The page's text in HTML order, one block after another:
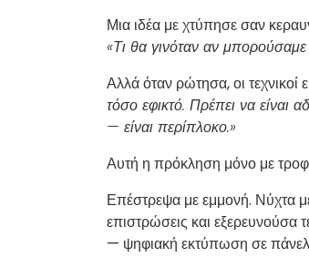
Μια ιδέα με χτύπησε σαν
«Τι θα γινόταν αν
Αλλά όταν ρώτησα, οι
τόσο εφικτό. Πρέπει να είναι
— είναι περίπλοκο.»
Αυτή η πρόκληση μόνο με
Επέστρεψα με εμμονή. Νύχτα
επιστρώσεις και εξερευνούσα
— ψηφιακή εκτύπωση σε πάνελ